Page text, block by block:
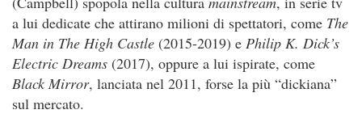
a lui dedicate che attirano milioni di spettatori, come The
Man in The High Castle (2015-2019) e Philip K. Dick’s
Electric Dreams (2017), oppure a lui ispirate, come
Black Mirror, lanciata nel 2011, forse la più “dickiana”
sul mercato.